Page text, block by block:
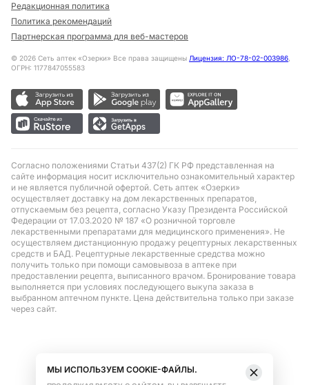
Редакционная политика
Политика рекомендаций
Партнерская программа для веб-мастеров
© 2026 Сеть аптек «Озерки» Все права защищены Лицензия: ЛО-78-02-003986,
ОГРН: 1177847055583
Согласно положениями Статьи 437(2) ГК РФ представленная на
сайте информация носит исключительно ознакомительный характер
и не является публичной офертой. Сеть аптек «Озерки»
осуществляет доставку на дом лекарственных препаратов,
отпускаемым без рецепта, согласно Указу Президента Российской
Федерации от 17.03.2020 № 187 «О розничной торговле
лекарственными препаратами для медицинского применения». Не
осуществляем дистанционную продажу рецептурных лекарственных
средств и БАД. Рецептурные лекарственные средства можно
получить только при помощи самовывоза в аптеке при
предоставлении рецепта, выписанного врачом. Бронирование товара
выполняется при условиях последующего выкупа заказа в
выбранном аптечном пункте. Цена действительна только при заказе
через сайт.
МЫ ИСПОЛЬЗУЕМ COOKIE-ФАЙЛЫ.